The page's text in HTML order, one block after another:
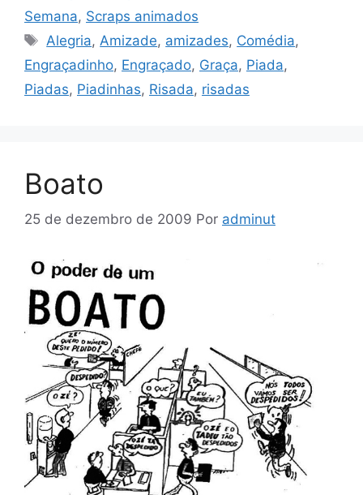
Semana, Scraps animados
Tags
Alegria, Amizade, amizades, Comédia,
Engraçadinho, Engraçado, Graça, Piada,
Piadas, Piadinhas, Risada, risadas
Boato
25 de dezembro de 2009 Por adminut